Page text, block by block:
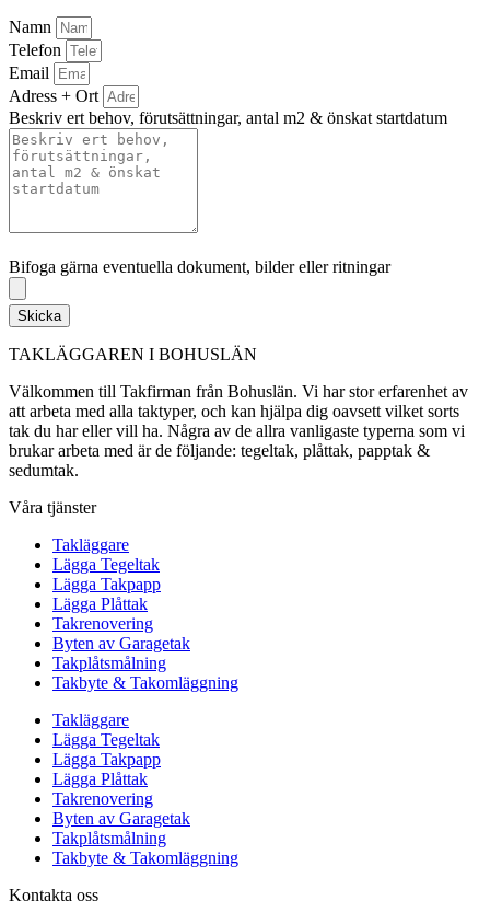
Namn
Telefon
Email
Adress + Ort
Beskriv ert behov, förutsättningar, antal m2 & önskat startdatum
Bifoga gärna eventuella dokument, bilder eller ritningar
Skicka
TAKLÄGGAREN I BOHUSLÄN
Välkommen till Takfirman från Bohuslän. Vi har stor erfarenhet av
att arbeta med alla taktyper, och kan hjälpa dig oavsett vilket sorts
tak du har eller vill ha. Några av de allra vanligaste typerna som vi
brukar arbeta med är de följande: tegeltak, plåttak, papptak &
sedumtak.
Våra tjänster
Takläggare
Lägga Tegeltak
Lägga Takpapp
Lägga Plåttak
Takrenovering
Byten av Garagetak
Takplåtsmålning
Takbyte & Takomläggning
Takläggare
Lägga Tegeltak
Lägga Takpapp
Lägga Plåttak
Takrenovering
Byten av Garagetak
Takplåtsmålning
Takbyte & Takomläggning
Kontakta oss